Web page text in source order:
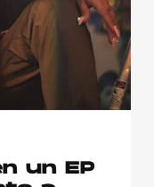
agency. TODOS LOS
un EP